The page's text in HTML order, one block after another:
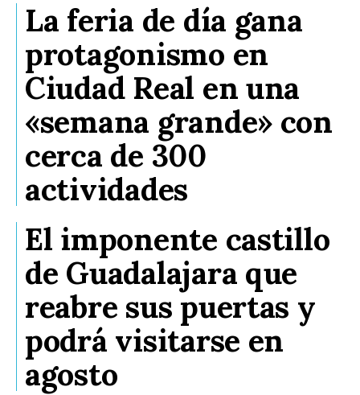
La feria de día gana
protagonismo en
Ciudad Real en una
«semana grande» con
cerca de 300
actividades
El imponente castillo
de Guadalajara que
reabre sus puertas y
podrá visitarse en
agosto